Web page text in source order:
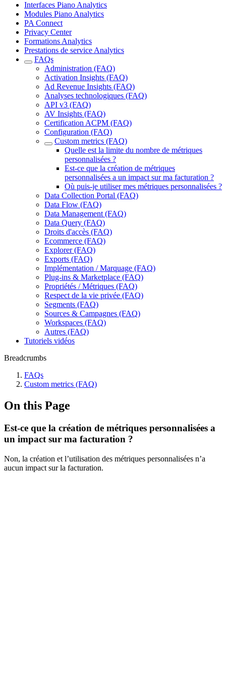
Interfaces Piano Analytics
Modules Piano Analytics
PA Connect
Privacy Center
Formations Analytics
Prestations de service Analytics
FAQs
Administration (FAQ)
Activation Insights (FAQ)
Ad Revenue Insights (FAQ)
Analyses technologiques (FAQ)
API v3 (FAQ)
AV Insights (FAQ)
Certification ACPM (FAQ)
Configuration (FAQ)
Custom metrics (FAQ)
Quelle est la limite du nombre de métriques
personnalisées ?
Est-ce que la création de métriques
personnalisées a un impact sur ma facturation ?
Où puis-je utiliser mes métriques personnalisées ?
Data Collection Portal (FAQ)
Data Flow (FAQ)
Data Management (FAQ)
Data Query (FAQ)
Droits d'accès (FAQ)
Ecommerce (FAQ)
Explorer (FAQ)
Exports (FAQ)
Implémentation / Marquage (FAQ)
Plug-ins & Marketplace (FAQ)
Propriétés / Métriques (FAQ)
Respect de la vie privée (FAQ)
Segments (FAQ)
Sources & Campagnes (FAQ)
Workspaces (FAQ)
Autres (FAQ)
Tutoriels vidéos
Breadcrumbs
FAQs
Custom metrics (FAQ)
On this Page
Est-ce que la création de métriques personnalisées a
un impact sur ma facturation ?
Non, la création et l’utilisation des métriques personnalisées n’a
aucun impact sur la facturation.